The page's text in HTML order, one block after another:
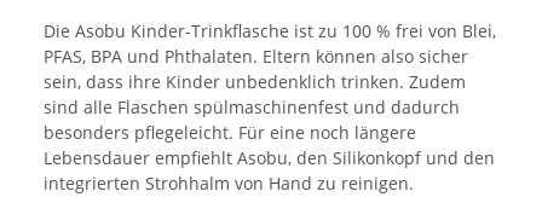
Die Asobu Kinder-Trinkflasche ist zu 100 % frei von Blei,
PFAS, BPA und Phthalaten. Eltern können also sicher
sein, dass ihre Kinder unbedenklich trinken. Zudem
sind alle Flaschen spülmaschinenfest und dadurch
besonders pflegeleicht. Für eine noch längere
Lebensdauer empfiehlt Asobu, den Silikonkopf und den
integrierten Strohhalm von Hand zu reinigen.